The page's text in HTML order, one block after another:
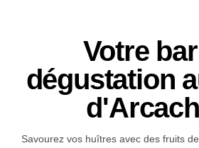
Votre
dégustation
Savourez vos huîtres avec des fruits